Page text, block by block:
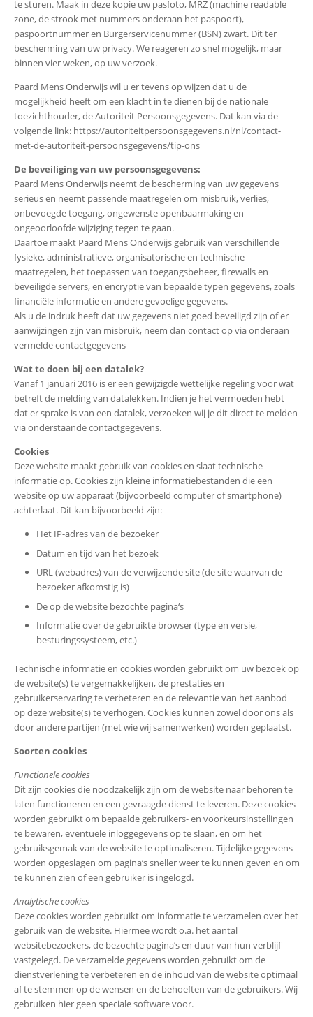
te sturen. Maak in deze kopie uw pasfoto, MRZ (machine readable
zone, de strook met nummers onderaan het paspoort),
paspoortnummer en Burgerservicenummer (BSN) zwart. Dit ter
bescherming van uw privacy. We reageren zo snel mogelijk, maar
binnen vier weken, op uw verzoek.
Paard Mens Onderwijs wil u er tevens op wijzen dat u de
mogelijkheid heeft om een klacht in te dienen bij de nationale
toezichthouder, de Autoriteit Persoonsgegevens. Dat kan via de
volgende link: https://autoriteitpersoonsgegevens.nl/nl/contact-
met-de-autoriteit-persoonsgegevens/tip-ons
De beveiliging van uw persoonsgegevens:
Paard Mens Onderwijs neemt de bescherming van uw gegevens
serieus en neemt passende maatregelen om misbruik, verlies,
onbevoegde toegang, ongewenste openbaarmaking en
ongeoorloofde wijziging tegen te gaan.
Daartoe maakt Paard Mens Onderwijs gebruik van verschillende
fysieke, administratieve, organisatorische en technische
maatregelen, het toepassen van toegangsbeheer, firewalls en
beveiligde servers, en encryptie van bepaalde typen gegevens, zoals
financiële informatie en andere gevoelige gegevens.
Als u de indruk heeft dat uw gegevens niet goed beveiligd zijn of er
aanwijzingen zijn van misbruik, neem dan contact op via onderaan
vermelde contactgegevens
Wat te doen bij een datalek?
Vanaf 1 januari 2016 is er een gewijzigde wettelijke regeling voor wat
betreft de melding van datalekken. Indien je het vermoeden hebt
dat er sprake is van een datalek, verzoeken wij je dit direct te melden
via onderstaande contactgegevens.
Cookies
Deze website maakt gebruik van cookies en slaat technische
informatie op. Cookies zijn kleine informatiebestanden die een
website op uw apparaat (bijvoorbeeld computer of smartphone)
achterlaat. Dit kan bijvoorbeeld zijn:
Het IP-adres van de bezoeker
Datum en tijd van het bezoek
URL (webadres) van de verwijzende site (de site waarvan de
bezoeker afkomstig is)
De op de website bezochte pagina‘s
Informatie over de gebruikte browser (type en versie,
besturingssysteem, etc.)
Technische informatie en cookies worden gebruikt om uw bezoek op
de website(s) te vergemakkelijken, de prestaties en
gebruikerservaring te verbeteren en de relevantie van het aanbod
op deze website(s) te verhogen. Cookies kunnen zowel door ons als
door andere partijen (met wie wij samenwerken) worden geplaatst.
Soorten cookies
Functionele cookies
Dit zijn cookies die noodzakelijk zijn om de website naar behoren te
laten functioneren en een gevraagde dienst te leveren. Deze cookies
worden gebruikt om bepaalde gebruikers- en voorkeursinstellingen
te bewaren, eventuele inloggegevens op te slaan, en om het
gebruiksgemak van de website te optimaliseren. Tijdelijke gegevens
worden opgeslagen om pagina’s sneller weer te kunnen geven en om
te kunnen zien of een gebruiker is ingelogd.
Analytische cookies
Deze cookies worden gebruikt om informatie te verzamelen over het
gebruik van de website. Hiermee wordt o.a. het aantal
websitebezoekers, de bezochte pagina’s en duur van hun verblijf
vastgelegd. De verzamelde gegevens worden gebruikt om de
dienstverlening te verbeteren en de inhoud van de website optimaal
af te stemmen op de wensen en de behoeften van de gebruikers. Wij
gebruiken hier geen speciale software voor.